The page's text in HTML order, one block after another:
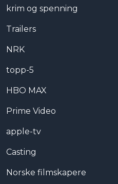
krim og spenning
Trailers
NRK
topp-5
HBO MAX
Prime Video
apple-tv
Casting
Norske filmskapere